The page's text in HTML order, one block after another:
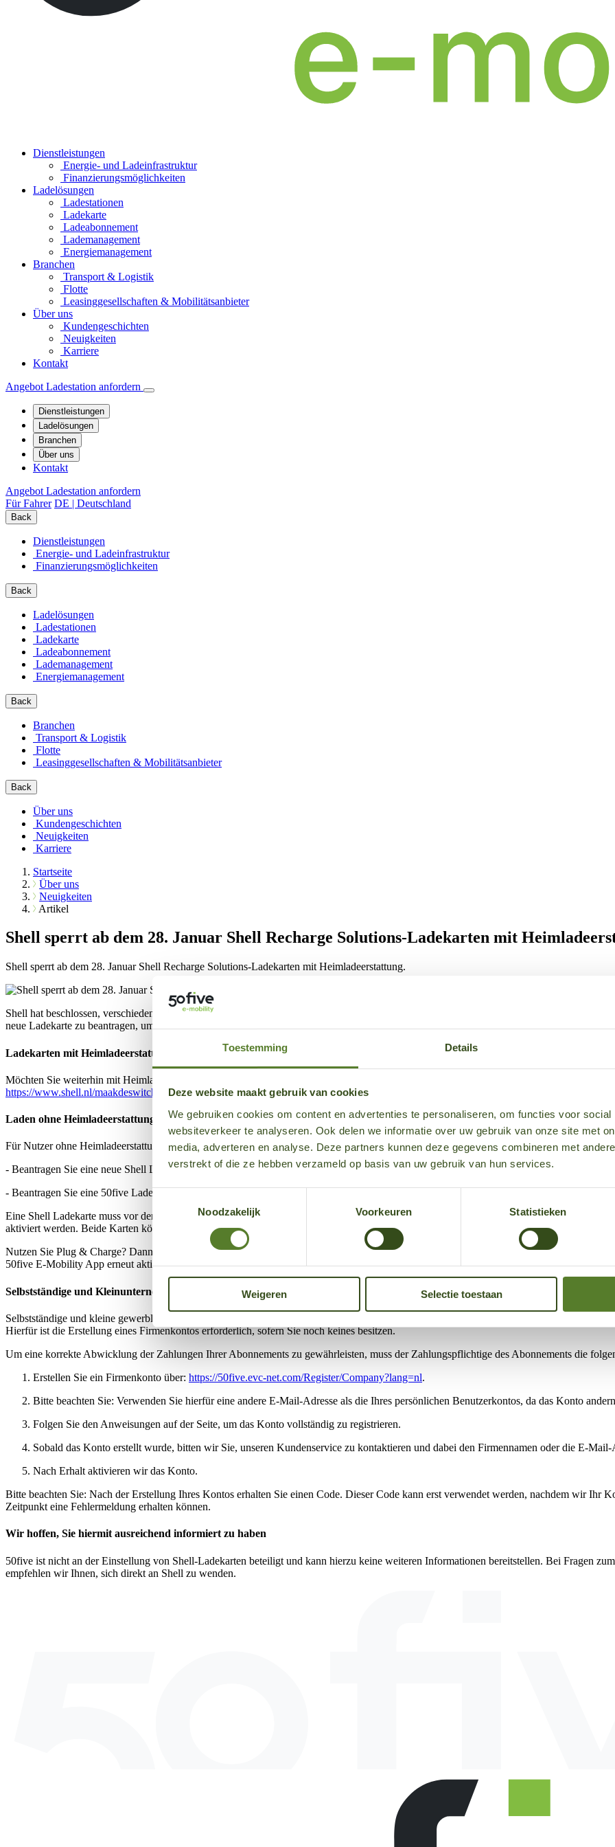
Toestemming Details
Deze website maakt gebruik van cookies
We gebruiken cookies om content en advertenties te personaliseren, om functies voor
websiteverkeer te analyseren. Ook delen we informatie over uw gebruik van onze site met
media, adverteren en analyse. Deze partners kunnen deze gegevens combineren met
verstrekt of die ze hebben verzameld op basis van uw gebruik van hun services.
Toestemmingsselectie
Noodzakelijk
Voorkeuren Statistieken
Weigeren Selectie toestaan
Dienstleistungen
Energie- und Ladeinfrastruktur
Finanzierungs­möglichkeiten
Ladelösungen
Ladestationen
Ladekarte
Ladeabonnement
Lademanagement
Energiemanagement
Branchen
Transport & Logistik
Flotte
Leasinggesellschaften & Mobilitätsanbieter
Über uns
Kundengeschichten
Neuigkeiten
Karriere
Kontakt
Angebot Ladestation anfordern
Dienstleistungen
Ladelösungen
Branchen
Über uns
Kontakt
Angebot Ladestation anfordern
Für Fahrer DE | Deutschland
Back
Dienstleistungen
Energie- und Ladeinfrastruktur
Finanzierungs­möglichkeiten
Back
Ladelösungen
Ladestationen
Ladekarte
Ladeabonnement
Lademanagement
Energiemanagement
Back
Branchen
Transport & Logistik
Flotte
Leasinggesellschaften & Mobilitätsanbieter
Back
Über uns
Kundengeschichten
Neuigkeiten
Karriere
Startseite
Über uns
Neuigkeiten
Artikel
Shell sperrt ab dem 28. Januar Shell Recharge Solutions-Ladekarten mit
Shell sperrt ab dem 28. Januar Shell Recharge Solutions-Ladekarten mit Heimladeerstattung.
Shell hat beschlossen, verschiedene Shell Recharge Solutions-Ladekarten mit Heimladeerstattung zum 28. Januar zu sperren. Wir
neue Ladekarte zu beantragen, um sicherzustellen, dass das Laden auch weiterhin uneingeschränkt möglich bleibt.
Ladekarten mit Heimladeerstattung
Möchten Sie weiterhin mit Heimladeerstattung laden, muss die Beantragung einer neuen Ladekarte durch Ihren Arbeitgeber oder Ihre
https://www.shell.nl/maakdeswitch
Laden ohne Heimladeerstattung
Für Nutzer ohne Heimladeerstattung gibt es zwei Möglichkeiten, eine neue Ladekarte zu beantragen:
- Beantragen Sie eine neue Shell Ladekarte über die Shell App (bitte beachten Sie: nicht über die Shell Recharge Solutions App).
- Beantragen Sie eine 50five Ladekarte über die 50five Website. Diese eignet sich sowohl für das Laden zu Hause als auch für das
Eine Shell Ladekarte muss vor der ersten Nutzung in der Shell App aktiviert werden (nicht in der Shell Recharge Solutions App und nicht
aktiviert werden. Beide Karten können nach Erhalt über die 50five E-Mobility App mit Ihrem Heimladepunkt verknüpft werden.
Nutzen Sie Plug & Charge? Dann muss diese Funktion zunächst mit der bisherigen Ladekarte deaktiviert werden. Nach der Verknüpfung
50five E-Mobility App erneut aktiviert werden.
Selbstständige und Kleinunternehmen
Selbstständige und kleine gewerbliche Nutzer können sich für eine geschäftliche 50five Ladekarte (unseren Ladechip) entscheiden. Der
Hierfür ist die Erstellung eines Firmenkontos erforderlich, sofern Sie noch keines besitzen.
Um eine korrekte Abwicklung der Zahlungen Ihrer Abonnements zu gewährleisten, muss der Zahlungspflichtige des Abonnements die
Erstellen Sie ein Firmenkonto über: https://50five.evc-net.com/Register/Company?lang=nl.
Bitte beachten Sie: Verwenden Sie hierfür eine andere E-Mail-Adresse als die Ihres persönlichen Benutzerkontos, da das Konto
Folgen Sie den Anweisungen auf der Seite, um das Konto vollständig zu registrieren.
Sobald das Konto erstellt wurde, bitten wir Sie, unseren Kundenservice zu kontaktieren und dabei den Firmennamen oder die E-
Nach Erhalt aktivieren wir das Konto.
Bitte beachten Sie: Nach der Erstellung Ihres Kontos erhalten Sie einen Code. Dieser Code kann erst verwendet werden, nachdem wir Ihr
Zeitpunkt eine Fehlermeldung erhalten können.
Wir hoffen, Sie hiermit ausreichend informiert zu haben
50five ist nicht an der Einstellung von Shell-Ladekarten beteiligt und kann hierzu keine weiteren Informationen bereitstellen. Bei Fragen
empfehlen wir Ihnen, sich direkt an Shell zu wenden.